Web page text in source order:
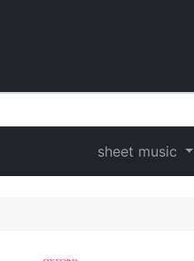
sheet music